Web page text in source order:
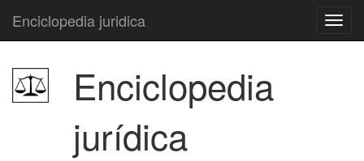
Enciclopedia juridica
Enciclopedia
jurídica